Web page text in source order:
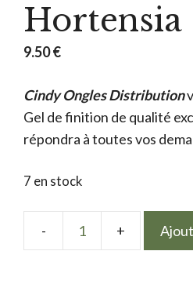
Hortensia
9.50€
Cindy Ongles Distribution
Gel de finition de qualité
répondra à toutes vos
7 en stock
quantité